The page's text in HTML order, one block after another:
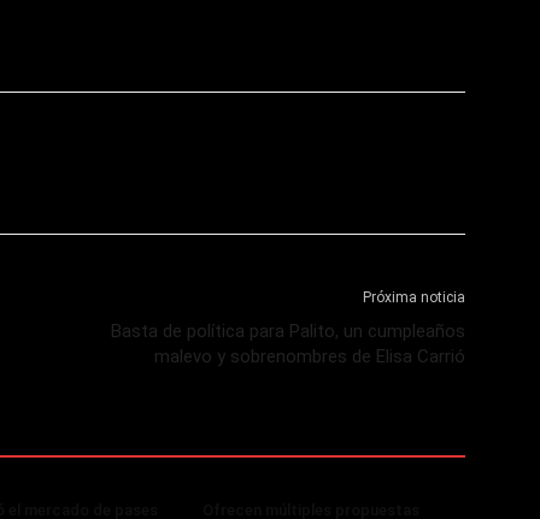
Próxima noticia
Basta de política para Palito, un cumpleaños
malevo y sobrenombres de Elisa Carrió